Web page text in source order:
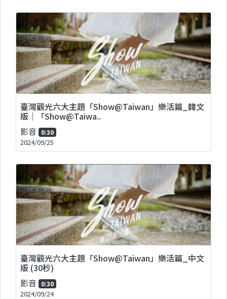
臺灣觀光六大主題「Show@Taiwan」樂活篇_韓文
版｜「Show@Taiwa..
影音 0:30
2024/09/25
臺灣觀光六大主題「Show@Taiwan」樂活篇_中文
版 (30秒)
影音 0:30
2024/09/24